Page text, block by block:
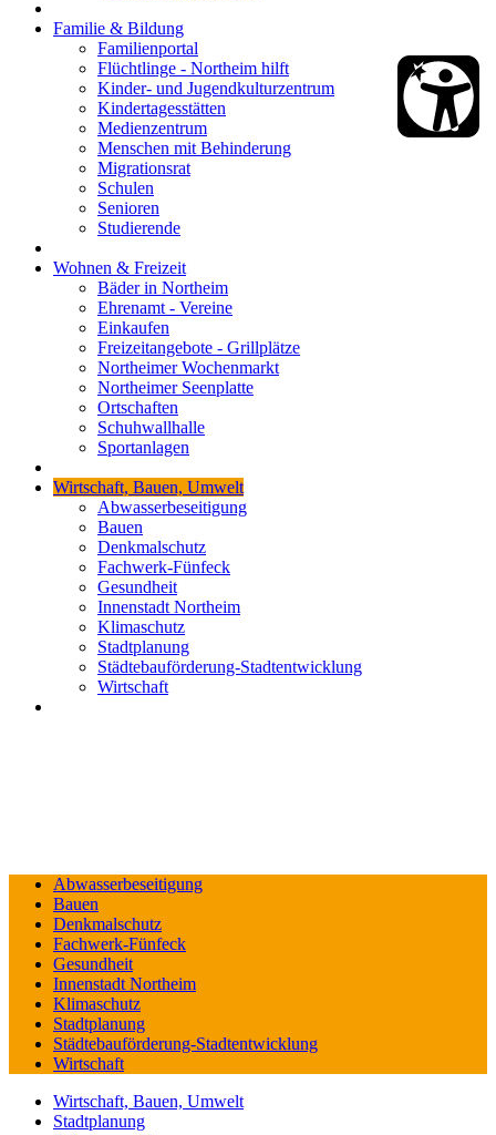
Familie & Bildung
Familienportal
Flüchtlinge - Northeim hilft
Kinder- und Jugendkulturzentrum
Kindertagesstätten
Medienzentrum
Menschen mit Behinderung
Migrationsrat
Schulen
Senioren
Studierende
Wohnen & Freizeit
Bäder in Northeim
Ehrenamt - Vereine
Einkaufen
Freizeitangebote - Grillplätze
Northeimer Wochenmarkt
Northeimer Seenplatte
Ortschaften
Schuhwallhalle
Sportanlagen
Wirtschaft, Bauen, Umwelt
Abwasserbeseitigung
Bauen
Denkmalschutz
Fachwerk-Fünfeck
Gesundheit
Innenstadt Northeim
Klimaschutz
Stadtplanung
Städtebauförderung-Stadtentwicklung
Wirtschaft
Abwasserbeseitigung
Bauen
Denkmalschutz
Fachwerk-Fünfeck
Gesundheit
Innenstadt Northeim
Klimaschutz
Stadtplanung
Städtebauförderung-Stadtentwicklung
Wirtschaft
Wirtschaft, Bauen, Umwelt
Stadtplanung